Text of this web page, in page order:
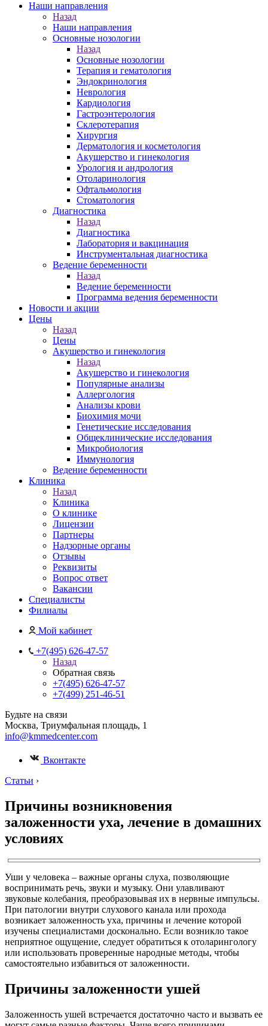
Наши направления
Назад
Наши направления
Основные нозологии
Назад
Основные нозологии
Терапия и гематология
Эндокринология
Неврология
Кардиология
Гастроэнтерология
Склеротерапия
Хирургия
Дерматология и косметология
Акушерство и гинекология
Урология и андрология
Отоларинология
Офтальмология
Стоматология
Диагностика
Назад
Диагностика
Лаборатория и вакцинация
Инструментальная диагностика
Ведение беременности
Назад
Ведение беременности
Программа ведения беременности
Новости и акции
Цены
Назад
Цены
Акушерство и гинекология
Назад
Акушерство и гинекология
Популярные анализы
Аллергология
Анализы крови
Биохимия мочи
Генетические исследования
Общеклинические исследования
Микробиология
Иммунология
Ведение беременности
Клиника
Назад
Клиника
О клинике
Лицензии
Партнеры
Надзорные органы
Отзывы
Реквизиты
Вопрос ответ
Вакансии
Специалисты
Филиалы
Мой кабинет
+7(495) 626-47-57
Назад
Обратная связь
+7(495) 626-47-57
+7(499) 251-46-51
Будьте на связи
Москва, Триумфальная площадь, 1
info@kmmedcenter.com
Вконтакте
Статьи ›
Причины возникновения
заложенности уха, лечение в домашних
условиях
Уши у человека – важные органы слуха, позволяющие
воспринимать речь, звуки и музыку. Они улавливают
звуковые колебания, преобразовывая их в нервные импульсы.
При патологии внутри слухового канала или прохода
возникает заложенность уха, причины и лечение которой
изучены специалистами досконально. Если возникло такое
неприятное ощущение, следует обратиться к отоларингологу
или использовать проверенные народные методы, чтобы
самостоятельно избавиться от заложенности.
Причины заложенности ушей
Заложенность ушей встречается достаточно часто и вызвать ее